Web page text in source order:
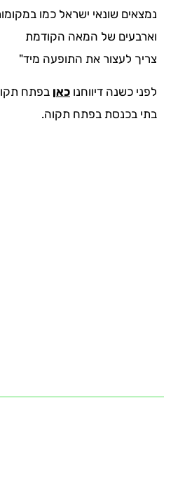
נמצאים שונאי ישראל כמו
וארבעים של המאה הקודמת
צריך לעצור את התופעה מיד"
לפני כשנה דיווחנו כאן בפתח
בתי בכנסת בפתח תקוה.